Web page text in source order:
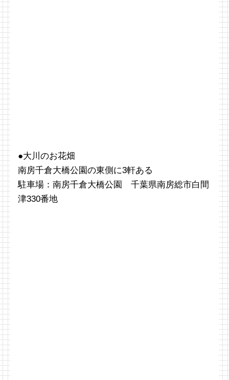
●大川のお花畑
南房千倉大橋公園の東側に3軒ある
駐車場：南房千倉大橋公園 千葉県南房総市白間
津330番地